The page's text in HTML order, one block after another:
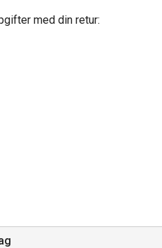
med din retur: